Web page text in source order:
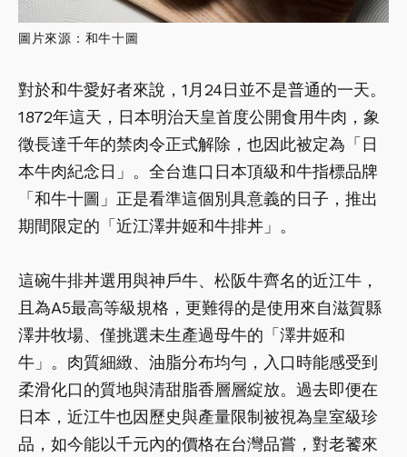
圖片來源：和牛十圖
對於和牛愛好者來說，1月24日並不是普通的一天。
1872年這天，日本明治天皇首度公開食用牛肉，象
徵長達千年的禁肉令正式解除，也因此被定為「日
本牛肉紀念日」。全台進口日本頂級和牛指標品牌
「和牛十圖」正是看準這個別具意義的日子，推出
期間限定的「近江澤井姬和牛排丼」。
這碗牛排丼選用與神戶牛、松阪牛齊名的近江牛，
且為A5最高等級規格，更難得的是使用來自滋賀縣
澤井牧場、僅挑選未生產過母牛的「澤井姬和
牛」。肉質細緻、油脂分布均勻，入口時能感受到
柔滑化口的質地與清甜脂香層層綻放。過去即便在
日本，近江牛也因歷史與產量限制被視為皇室級珍
品，如今能以千元內的價格在台灣品嘗，對老饕來